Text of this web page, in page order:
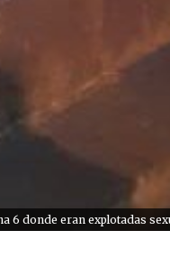
6 donde eran explotadas